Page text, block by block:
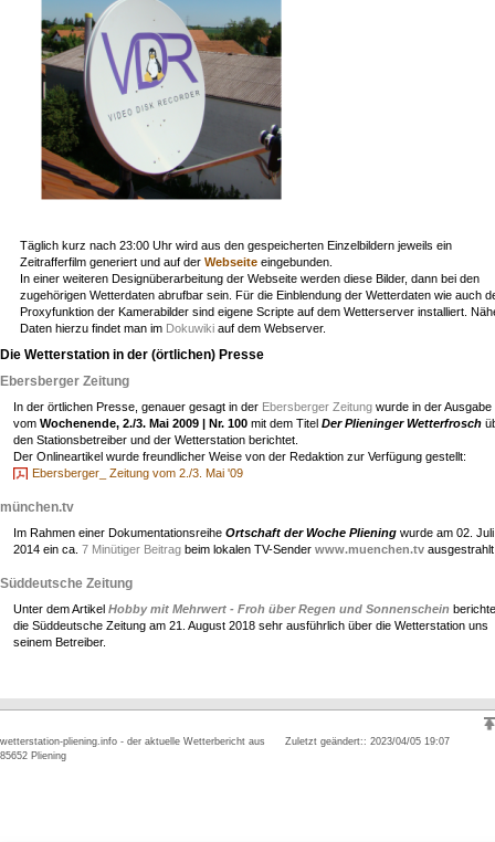
Täglich kurz nach 23:00 Uhr wird aus den gespeicherten Einzelbildern jeweils ein
Zeitrafferfilm generiert und auf der Webseiteeingebunden.
In einer weiteren Designüberarbeitung der Webseite werden diese Bilder, dann bei den
zugehörigen Wetterdaten abrufbar sein. Für die Einblendung der Wetterdaten wie auch
Proxyfunktion der Kamerabilder sind eigene Scripte auf dem Wetterserver installiert.
Daten hierzu findet man im Dokuwikiauf dem Webserver.
Die Wetterstation in der (örtlichen) Presse
Ebersberger Zeitung
In der örtlichen Presse, genauer gesagt in der Ebersberger Zeitung wurde in der Ausgabe
vomWochenende, 2./3. Mai 2009 | Nr. 100 mit dem TitelDer Plieninger Wetterfrosch
den Stationsbetreiber und der Wetterstation berichtet.
Der Onlineartikel wurde freundlicher Weise von der Redaktion zur Verfügung gestellt:
Ebersberger_ Zeitung vom 2./3. Mai '09
münchen.tv
Im Rahmen einer DokumentationsreiheOrtschaft der Woche Pliening wurde am 02. Juli
2014 ein ca.7 Minütiger Beitrag beim lokalen TV-Senderwww.muenchen.tv
Süddeutsche Zeitung
Unter dem ArtikelHobby mit Mehrwert - Froh über Regen und Sonnenschein
die Süddeutsche Zeitung am 21. August 2018 sehr ausführlich über die Wetterstation uns
seinem Betreiber.
Zuletzt geändert:: 2023/04/05 19:07
wetterstation-pliening.info - der aktuelle Wetterbericht aus
85652 Pliening